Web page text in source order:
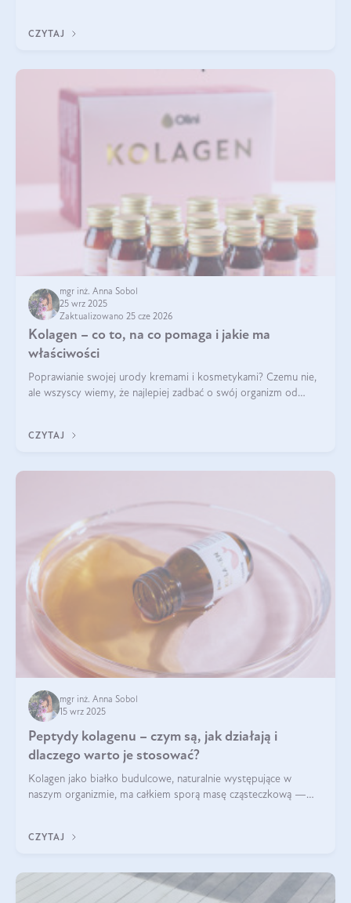
CZYTAJ
mgr inż. Anna Sobol
25 wrz 2025
Zaktualizowano 25 cze 2026
Kolagen – co to, na co pomaga i jakie ma
właściwości
Poprawianie swojej urody kremami i kosmetykami? Czemu nie,
ale wszyscy wiemy, że najlepiej zadbać o swój organizm od
wysokiej jakości suplem
CZYTAJ
mgr inż. Anna Sobol
15 wrz 2025
Peptydy kolagenu – czym są, jak działają i
dlaczego warto je stosować?
Kolagen jako białko budulcowe, naturalnie występujące w
naszym organizmie, ma całkiem sporą masę cząsteczkową —
bardziej biodostępny
CZYTAJ